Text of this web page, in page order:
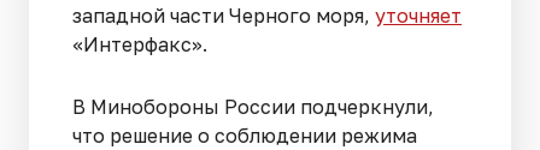
западной части Черного моря, уточняет
«Интерфакс».
В Минобороны России подчеркнули,
что решение о соблюдении режима